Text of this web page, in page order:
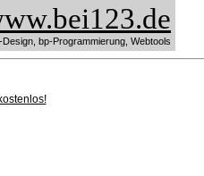
bp-Programmierung, Webtools